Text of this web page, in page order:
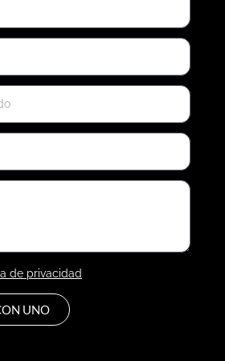
de privacidad
UNO